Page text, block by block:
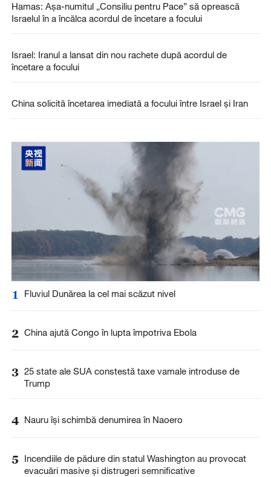
Hamas: Așa-numitul „Consiliu pentru Pace” să oprească
Israelul în a încălca acordul de încetare a focului
Israel: Iranul a lansat din nou rachete după acordul de
încetare a focului
China solicită încetarea imediată a focului între Israel și Iran
1 Fluviul Dunărea la cel mai scăzut nivel
2 China ajută Congo în lupta împotriva Ebola
3 25 state ale SUA constestă taxe vamale introduse de
Trump
4 Nauru își schimbă denumirea în Naoero
5
Incendiile de pădure din statul Washington au provocat
evacuări masive și distrugeri semnificative